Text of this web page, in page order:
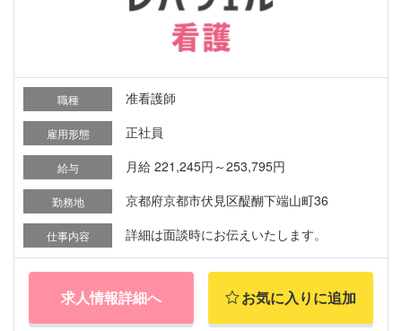
職種 准看護師
雇用形態 正社員
給与 月給 221,245円～253,795円
勤務地 京都府京都市伏見区醍醐下端山町36
仕事内容 詳細は面談時にお伝えいたします。
求人情報詳細へ お気に入りに追加